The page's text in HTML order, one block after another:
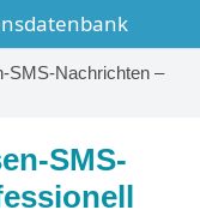
SMS-Nachrichten –
SMS-